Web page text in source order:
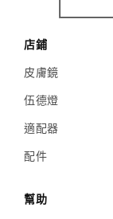
店鋪
皮膚鏡
伍德燈
適配器
配件
幫助